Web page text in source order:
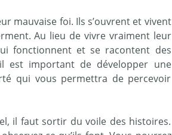
mauvaise foi. Ils s’ouvrent et vivent
Au lieu de vivre vraiment leur
fonctionnent et se racontent des
est important de développer une
qui vous permettra de percevoir
il faut sortir du voile des histoires.